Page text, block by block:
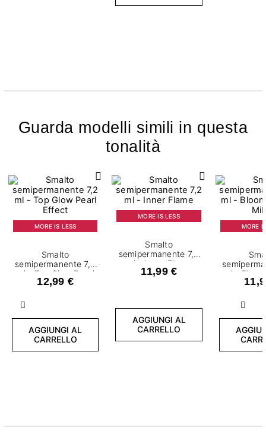
Guarda modelli simili in questa
tonalità
Precedente
MORE IS LESS
Smalto
semipermanente 7,2
ml - Top Glow Pearl
Effect
12,99 €
AGGIUNGI AL
CARRELLO
MORE IS LESS
Smalto
semipermanente 7,2
ml - Inner Flame
11,99 €
AGGIUNGI AL
CARRELLO
MORE
ml -